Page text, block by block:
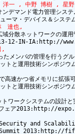
洋一 , 中野 博樹 , 星
デマンド電力管理シス
　達也,
域分散ネットワークの運
,
たメンバの管理を行うグ
速かつ省メモリに拡張
トワークシステムの設計
Security and